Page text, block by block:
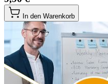
In den Warenkorb